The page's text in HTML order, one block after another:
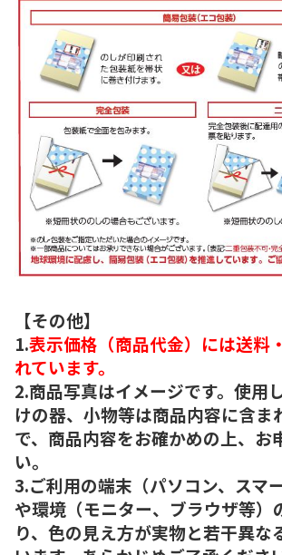
【その他】
1.表示価格（商品代金）には送料
れています。
2.商品写真はイメージです。使用
けの器、小物等は商品内容に含ま
で、商品内容をお確かめの上、お
い。
3.ご利用の端末（パソコン、スマ
や環境（モニター、ブラウザ等）
り、色の見え方が実物と若干異な